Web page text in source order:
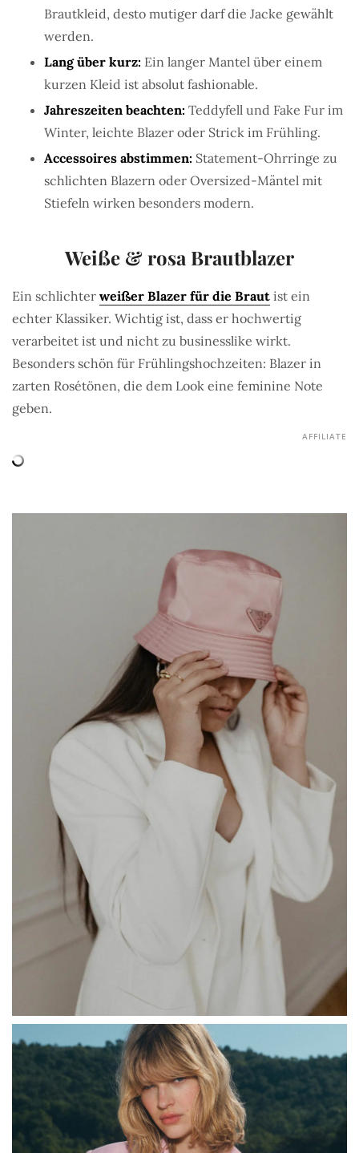
Brautkleid, desto mutiger darf die Jacke gewählt
werden.
Lang über kurz: Ein langer Mantel über einem
kurzen Kleid ist absolut fashionable.
Jahreszeiten beachten: Teddyfell und Fake Fur im
Winter, leichte Blazer oder Strick im Frühling.
Accessoires abstimmen: Statement-Ohrringe zu
schlichten Blazern oder Oversized-Mäntel mit
Stiefeln wirken besonders modern.
Weiße & rosa Brautblazer
Ein schlichter weißer Blazer für die Braut ist ein
echter Klassiker. Wichtig ist, dass er hochwertig
verarbeitet ist und nicht zu businesslike wirkt.
Besonders schön für Frühlingshochzeiten: Blazer in
zarten Rosétönen, die dem Look eine feminine Note
geben.
AFFILIATE